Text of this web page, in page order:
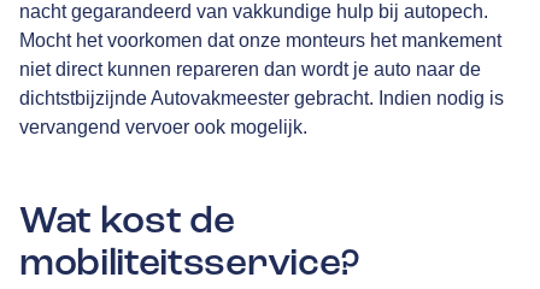
nacht gegarandeerd van vakkundige hulp bij autopech.
Mocht het voorkomen dat onze monteurs het mankement
niet direct kunnen repareren dan wordt je auto naar de
dichtstbijzijnde Autovakmeester gebracht. Indien nodig is
vervangend vervoer ook mogelijk.
Wat kost de
mobiliteitsservice?